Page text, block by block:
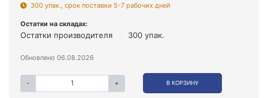
300 упак., срок поставки 5-7 рабочих дней
Остатки на складах:
Остатки производителя 300 упак.
Обновлено 06.08.2026
- + В КОРЗИНУ